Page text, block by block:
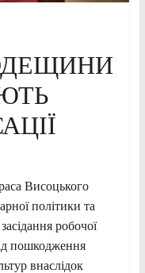
Висоцького
політики та
робочої
пошкодження
внаслідок